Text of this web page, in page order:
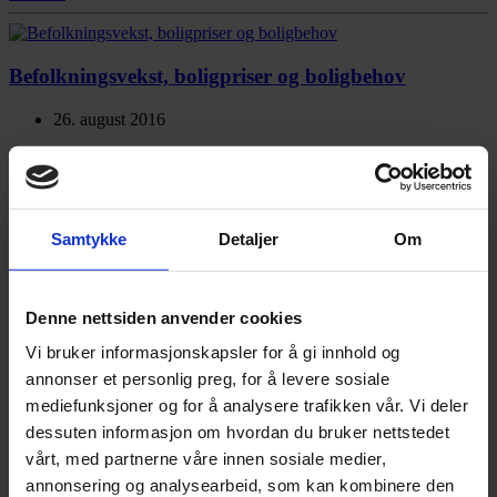
Samtykke Detaljer Om
Denne nettsiden anvender cookies
Vi bruker informasjonskapsler for å gi innhold og
annonser et personlig preg, for å levere sosiale
mediefunksjoner og for å analysere trafikken vår. Vi deler
dessuten informasjon om hvordan du bruker nettstedet
vårt, med partnerne våre innen sosiale medier,
annonsering og analysearbeid, som kan kombinere den
Befolkningsvekst, boligpriser og boligbehov
26. august 2016
Befolkningsvekst og stigende boligpriser har bidratt til å øke
igangsettingstillatelser av boliger i 2016. SSB sin statistikk viser at
antall tillatelser i første halvår var 17 prosent høyere enn tilsvarende
Les mer
Borettslag eller sameie?
12. august 2016
Hva er egentlig forskjellen på et borettslag og et sameie? Det kan
være fint å vite hva forskjellen er når du skal kjøpe en leilighet.
Dette kan utgjøre en forskjell i pris, i utleiemuligheter, i
oppussingsmuligheter, vedlikehold og bomiljø.
Les mer